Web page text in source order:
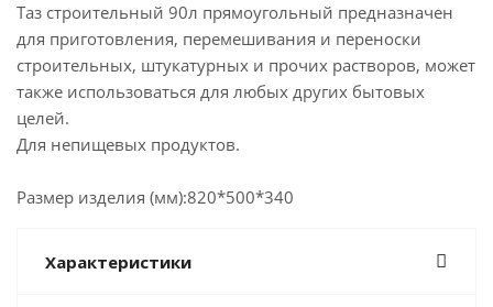
Таз строительный 90л прямоугольный предназначен
для приготовления, перемешивания и переноски
строительных, штукатурных и прочих растворов, может
также использоваться для любых других бытовых
целей.
Для непищевых продуктов.
Размер изделия (мм):820*500*340
Характеристики